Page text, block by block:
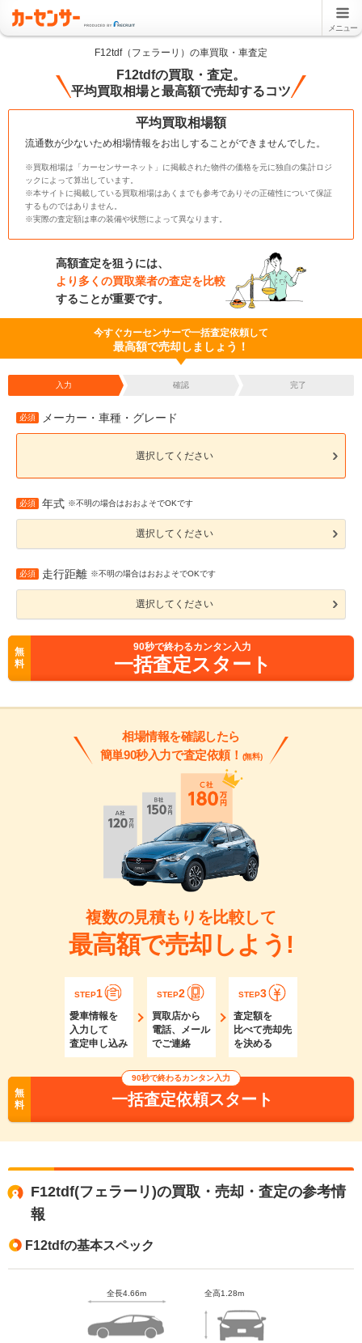
メニュー
F12tdf（フェラーリ）の車買取・車査定
F12tdfの買取・査定。
平均買取相場と最高額で売却するコツ
平均買取相場額
流通数が少ないため相場情報をお出しすることができませんでした。
※買取相場は「カーセンサーネット」に掲載された物件の価格を元に独自の集計ロジ
ックによって算出しています。
※本サイトに掲載している買取相場はあくまでも参考でありその正確性について保証
するものではありません。
※実際の査定額は車の装備や状態によって異なります。
高額査定を狙うには、
より多くの買取業者の査定を比較
することが重要です。
今すぐカーセンサーで一括査定依頼して
最高額で売却しましょう！
入力 確認 完了
必須 メーカー・車種・グレード
選択してください
必須 年式 ※不明の場合はおおよそでOKです
選択してください
必須 走行距離 ※不明の場合はおおよそでOKです
選択してください
無
料
90秒で終わるカンタン入力
一括査定スタート
相場情報を確認したら
簡単90秒入力で査定依頼！ (無料)
複数の見積もりを比較して
最高額で売却しよう!
STEP1
愛車情報を
入力して
査定申し込み
STEP2
買取店から
電話、メール
でご連絡
STEP3
査定額を
比べて売却先
を決める
無
料
90秒で終わるカンタン入力
一括査定依頼スタート
F12tdf(フェラーリ)の買取・売却・査定の参考情
報
F12tdfの基本スペック
全長4.66m 全高1.28m